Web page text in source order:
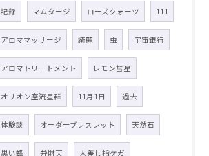
記録 マムタージ ローズクォーツ 111
アロママッサージ 綺麗 虫 宇宙銀行
アロマトリートメント レモン彗星
オリオン座流星群 11月1日 過去
体験談 オーダーブレスレット 天然石
黒い蜂 弁財天 人差し指ケガ